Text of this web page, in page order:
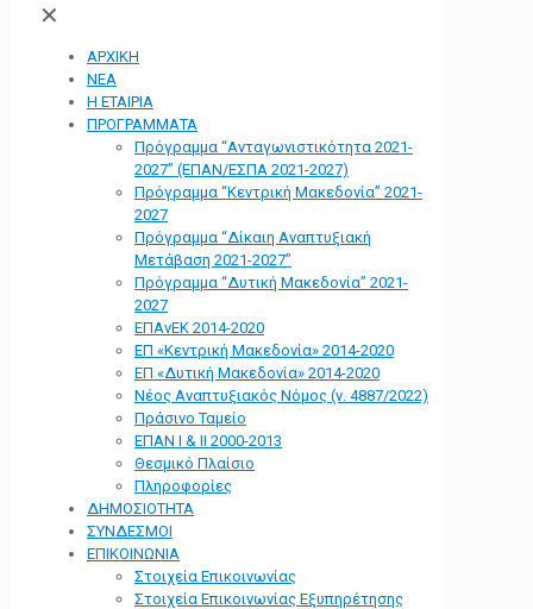
✕
ΑΡΧΙΚΗ
ΝΕΑ
Η ΕΤΑΙΡΙΑ
ΠΡΟΓΡΑΜΜΑΤΑ
Πρόγραμμα “Ανταγωνιστικότητα 2021-
2027” (ΕΠΑΝ/ΕΣΠΑ 2021-2027)
Πρόγραμμα “Κεντρική Μακεδονία” 2021-
2027
Πρόγραμμα “Δίκαιη Αναπτυξιακή
Μετάβαση 2021-2027”
Πρόγραμμα “Δυτική Μακεδονία” 2021-
2027
ΕΠΑνΕΚ 2014-2020
ΕΠ «Kεντρική Μακεδονία» 2014-2020
ΕΠ «Δυτική Μακεδονία» 2014-2020
Νέος Αναπτυξιακός Νόμος (ν. 4887/2022)
Πράσινο Ταμείο
ΕΠΑΝ Ι & ΙΙ 2000-2013
Θεσμικό Πλαίσιο
Πληροφορίες
ΔΗΜΟΣΙΟΤΗΤΑ
ΣΥΝΔΕΣΜΟΙ
ΕΠΙΚΟΙΝΩΝΙΑ
Στοιχεία Επικοινωνίας
Στοιχεία Επικοινωνίας Εξυπηρέτησης